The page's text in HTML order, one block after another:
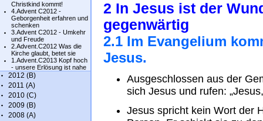
Christkind kommt!
4.Advent C2012 -
Geborgenheit erfahren und
schenken
3.Advent C2012 - Umkehr
und Freude
2.Advent.C2012 Was die
Kirche glaubt, betet sie
1.Advent.C2013 Kopf hoch
- unsere Erlösung ist nahe
2012 (B)
2011 (A)
2010 (C)
2009 (B)
2008 (A)
2 In Jesus ist der
gegenwärtig
2.1 Im Evangelium
Jesus.
Ausgeschlossen aus der
sich Jesus und rufen:
Jesus spricht kein Wort der